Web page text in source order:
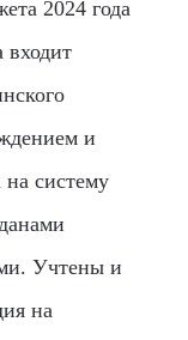
2024 года
входит
и
на систему
Учтены и
на